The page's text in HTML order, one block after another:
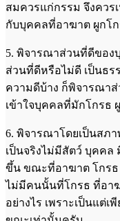
สมควรแก่กรรม จึงควร
กับบุคคลที่อาฆาต ผูกโ
5. พิจารณาส่วนที่ดีของ
ส่วนที่ดีหรือไม่ดี เป็นธ
ความดีบ้าง ก็พิจารณา
เข้าใจบุคคลที่มักโกรธ
6. พิจารณาโดยเป็นสภา
เป็นจริงไม่มีสัตว์ บุคคล
ขึ้น ขณะที่อาฆาต โกรธ
ไม่มีคนนั้นที่โกรธ ที่อา
อย่างไร เพราะเป็นแต่